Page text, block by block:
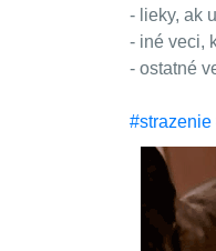
- lieky, ak
- iné veci,
- ostatné
#strazenie